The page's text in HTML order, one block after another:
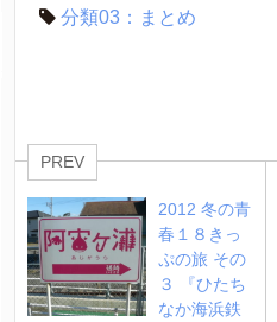
分類03：まとめ
PREV
2012 冬の青
春１８きっ
ぷの旅 その
３ 『ひたち
なか海浜鉄